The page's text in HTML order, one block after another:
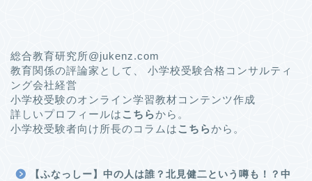
総合教育研究所@jukenz.com
教育関係の評論家として、 小学校受験合格コンサルティ
ング会社経営
小学校受験のオンライン学習教材コンテンツ作成
詳しいプロフィールはこちらから。
小学校受験者向け所長のコラムはこちらから。
【ふなっしー】中の人は誰？北見健二という噂も！？中